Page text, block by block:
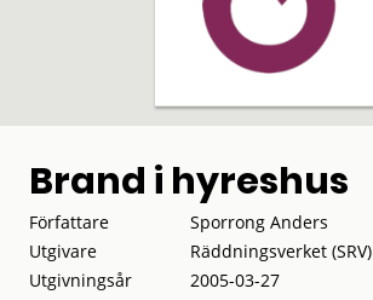
Brand i hyreshus
Författare
Sporrong Anders
Utgivare
Räddningsverket (SRV)
Utgivningsår
2005-03-27